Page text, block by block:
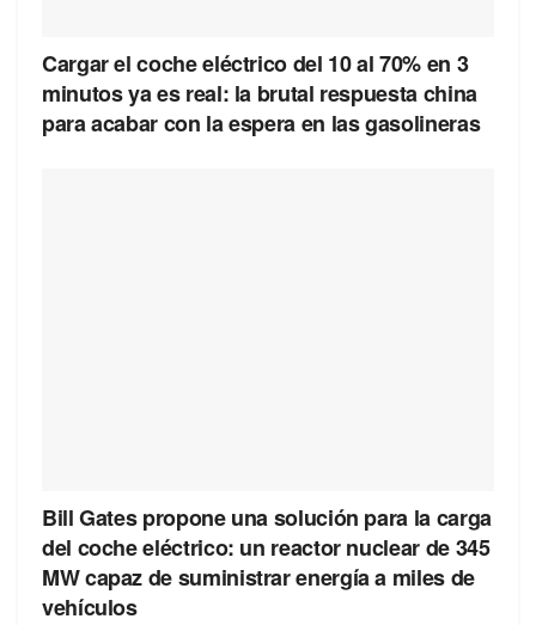
Cargar el coche eléctrico del 10 al 70% en 3
minutos ya es real: la brutal respuesta china
para acabar con la espera en las gasolineras
Bill Gates propone una solución para la carga
del coche eléctrico: un reactor nuclear de 345
MW capaz de suministrar energía a miles de
vehículos